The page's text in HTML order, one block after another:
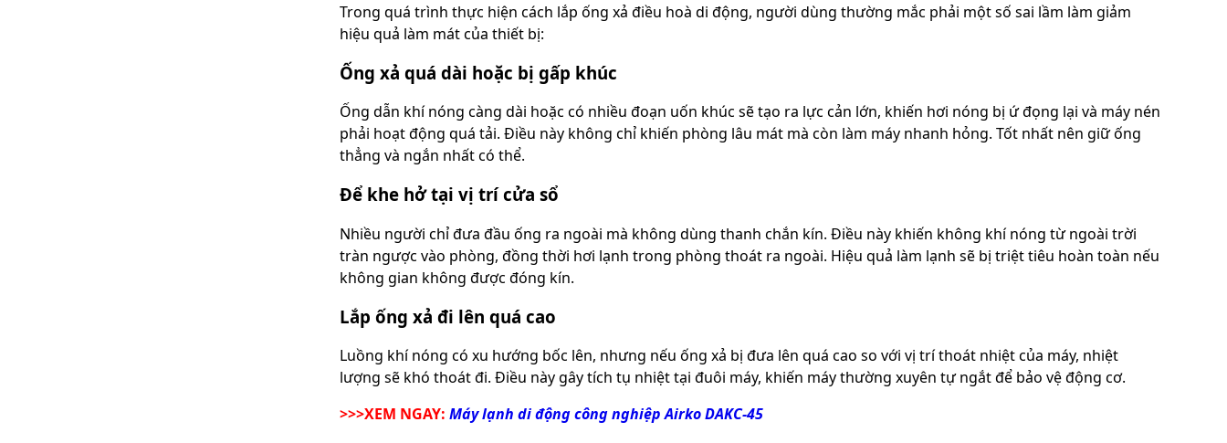
Trong quá trình thực hiện cách lắp ống xả điều hoà di động, người dùng thường mắc phải một số sai lầm làm giảm
hiệu quả làm mát của thiết bị:
Ống xả quá dài hoặc bị gấp khúc
Ống dẫn khí nóng càng dài hoặc có nhiều đoạn uốn khúc sẽ tạo ra lực cản lớn, khiến hơi nóng bị ứ đọng lại và máy nén
phải hoạt động quá tải. Điều này không chỉ khiến phòng lâu mát mà còn làm máy nhanh hỏng. Tốt nhất nên giữ ống
thẳng và ngắn nhất có thể.
Để khe hở tại vị trí cửa sổ
Nhiều người chỉ đưa đầu ống ra ngoài mà không dùng thanh chắn kín. Điều này khiến không khí nóng từ ngoài trời
tràn ngược vào phòng, đồng thời hơi lạnh trong phòng thoát ra ngoài. Hiệu quả làm lạnh sẽ bị triệt tiêu hoàn toàn nếu
không gian không được đóng kín.
Lắp ống xả đi lên quá cao
Luồng khí nóng có xu hướng bốc lên, nhưng nếu ống xả bị đưa lên quá cao so với vị trí thoát nhiệt của máy, nhiệt
lượng sẽ khó thoát đi. Điều này gây tích tụ nhiệt tại đuôi máy, khiến máy thường xuyên tự ngắt để bảo vệ động cơ.
>>>XEM NGAY: Máy lạnh di động công nghiệp Airko DAKC-45